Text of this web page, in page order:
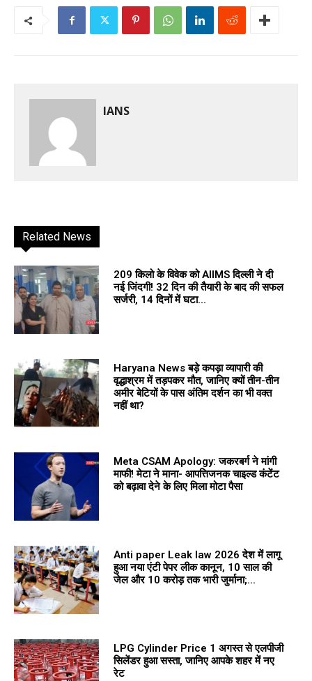
IANS
Related News
209 किलो के विवेक को AIIMS दिल्ली ने दी
नई जिंदगी! 32 दिन की तैयारी के बाद की सफल
सर्जरी, 14 दिनों में घटा...
Haryana News बड़े कपड़ा व्यापारी की
वृद्धाश्रम में तड़पकर मौत, जानिए क्यों तीन-तीन
अमीर बेटियों के पास अंतिम दर्शन का भी वक्त
नहीं था?
Meta CSAM Apology: जकरबर्ग ने मांगी
माफी! मेटा ने माना- आपत्तिजनक चाइल्ड कंटेंट
को बढ़ावा देने के लिए मिला मोटा पैसा
Anti paper Leak law 2026 देश में लागू
हुआ नया एंटी पेपर लीक कानून, 10 साल की
जेल और 10 करोड़ तक भारी जुर्माना;...
LPG Cylinder Price 1 अगस्त से एलपीजी
सिलेंडर हुआ सस्ता, जानिए आपके शहर में नए
रेट